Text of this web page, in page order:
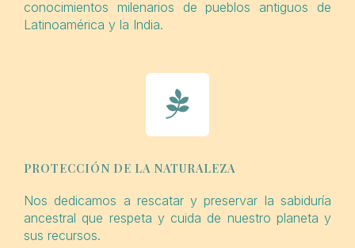
conocimientos milenarios de pueblos antiguos de
Latinoamérica y la India.
PROTECCIÓN DE LA NATURALEZA
Nos dedicamos a rescatar y preservar la sabiduría
ancestral que respeta y cuida de nuestro planeta y
sus recursos.